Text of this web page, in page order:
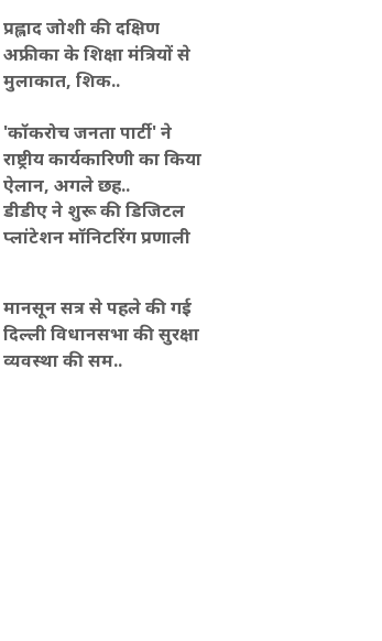
प्रह्लाद जोशी की दक्षिण
अफ्रीका के शिक्षा मंत्रियों से
मुलाकात, शिक..
'कॉकरोच जनता पार्टी' ने
राष्ट्रीय कार्यकारिणी का किया
ऐलान, अगले छह..
डीडीए ने शुरू की डिजिटल
प्लांटेशन मॉनिटरिंग प्रणाली
मानसून सत्र से पहले की गई
दिल्ली विधानसभा की सुरक्षा
व्यवस्था की सम..